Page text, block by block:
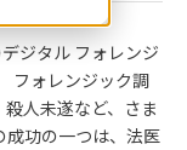
ジタル フォレンジ
フォレンジック調
人未遂など、さま
成功の一つは、法医